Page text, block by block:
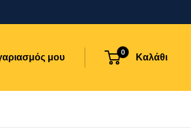
μου
0
Καλάθι